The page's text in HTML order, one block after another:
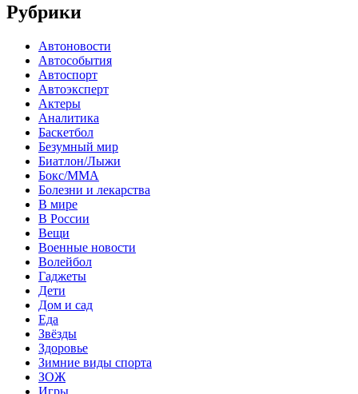
Рубрики
Автоновости
Автособытия
Автоспорт
Автоэксперт
Актеры
Аналитика
Баскетбол
Безумный мир
Биатлон/Лыжи
Бокс/MMA
Болезни и лекарства
В мире
В России
Вещи
Военные новости
Волейбол
Гаджеты
Дети
Дом и сад
Еда
Звёзды
Здоровье
Зимние виды спорта
ЗОЖ
Игры